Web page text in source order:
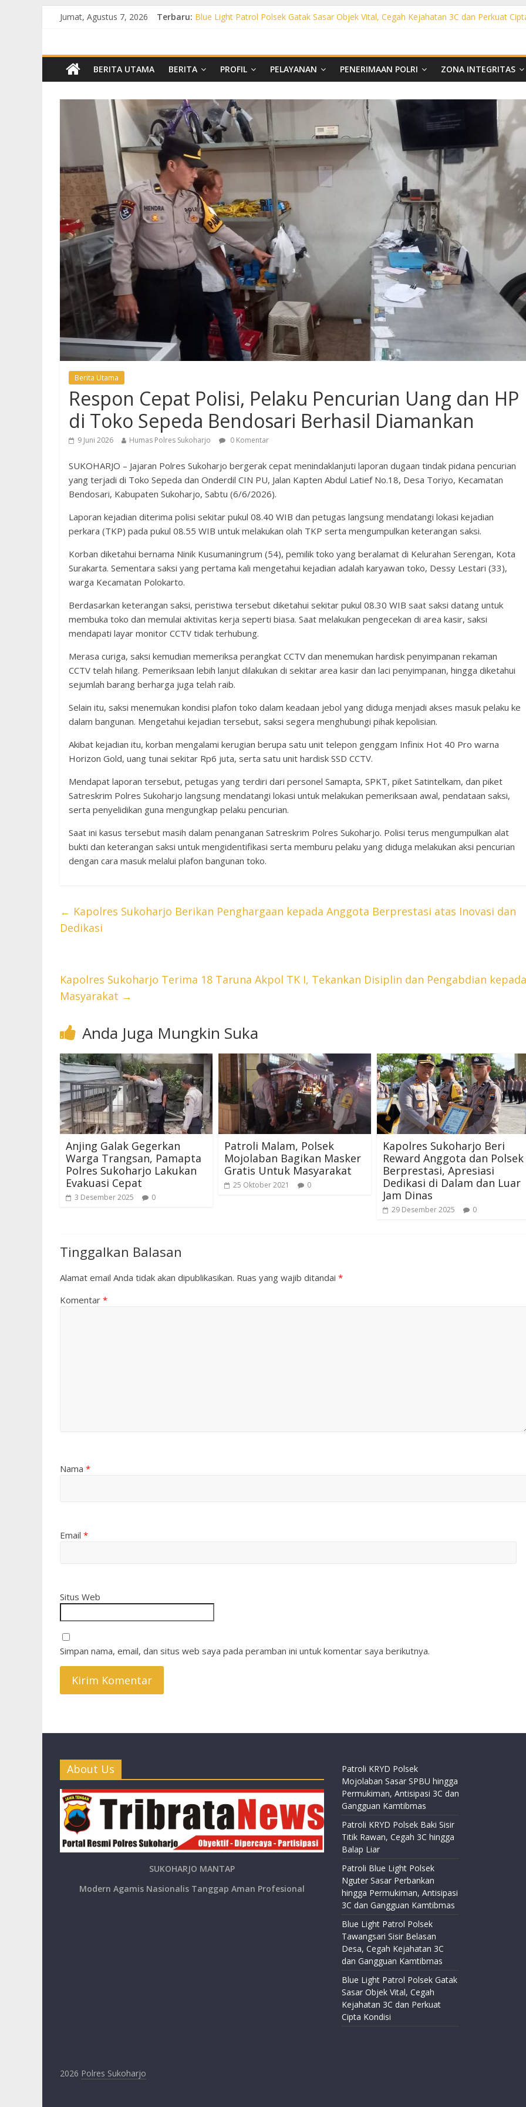
Jumat, Agustus 7, 2026 Terbaru: Blue Light Patrol Polsek Gatak Sasar Objek Vital, Cegah Kejahatan 3C dan Perkuat
Patroli Blue Light Polsek Nguter Sasar Perbankan hingga Permukiman, Antisipasi 3C
Blue Light Patrol Polsek Tawangsari Sisir Belasan Desa, Cegah Kejahatan 3C dan
BERITA UTAMA BERITA PROFIL PELAYANAN PENERIMAAN POLRI ZONA INTEGRITAS
Berita Utama
Respon Cepat Polisi, Pelaku Pencurian Uang dan HP
di Toko Sepeda Bendosari Berhasil Diamankan
9 Juni 2026 Humas Polres Sukoharjo 0 Komentar
SUKOHARJO – Jajaran Polres Sukoharjo bergerak cepat menindaklanjuti laporan dugaan tindak pidana pencurian
yang terjadi di Toko Sepeda dan Onderdil CIN PU, Jalan Kapten Abdul Latief No.18, Desa Toriyo, Kecamatan
Bendosari, Kabupaten Sukoharjo, Sabtu (6/6/2026).
Laporan kejadian diterima polisi sekitar pukul 08.40 WIB dan petugas langsung mendatangi lokasi kejadian
perkara (TKP) pada pukul 08.55 WIB untuk melakukan olah TKP serta mengumpulkan keterangan saksi.
Korban diketahui bernama Ninik Kusumaningrum (54), pemilik toko yang beralamat di Kelurahan Serengan, Kota
Surakarta. Sementara saksi yang pertama kali mengetahui kejadian adalah karyawan toko, Dessy Lestari (33),
warga Kecamatan Polokarto.
Berdasarkan keterangan saksi, peristiwa tersebut diketahui sekitar pukul 08.30 WIB saat saksi datang untuk
membuka toko dan memulai aktivitas kerja seperti biasa. Saat melakukan pengecekan di area kasir, saksi
mendapati layar monitor CCTV tidak terhubung.
Merasa curiga, saksi kemudian memeriksa perangkat CCTV dan menemukan hardisk penyimpanan rekaman
CCTV telah hilang. Pemeriksaan lebih lanjut dilakukan di sekitar area kasir dan laci penyimpanan, hingga diketahui
sejumlah barang berharga juga telah raib.
Selain itu, saksi menemukan kondisi plafon toko dalam keadaan jebol yang diduga menjadi akses masuk pelaku ke
dalam bangunan. Mengetahui kejadian tersebut, saksi segera menghubungi pihak kepolisian.
Akibat kejadian itu, korban mengalami kerugian berupa satu unit telepon genggam Infinix Hot 40 Pro warna
Horizon Gold, uang tunai sekitar Rp6 juta, serta satu unit hardisk SSD CCTV.
Mendapat laporan tersebut, petugas yang terdiri dari personel Samapta, SPKT, piket Satintelkam, dan piket
Satreskrim Polres Sukoharjo langsung mendatangi lokasi untuk melakukan pemeriksaan awal, pendataan saksi,
serta penyelidikan guna mengungkap pelaku pencurian.
Saat ini kasus tersebut masih dalam penanganan Satreskrim Polres Sukoharjo. Polisi terus mengumpulkan alat
bukti dan keterangan saksi untuk mengidentifikasi serta memburu pelaku yang diduga melakukan aksi pencurian
dengan cara masuk melalui plafon bangunan toko.
← Kapolres Sukoharjo Berikan Penghargaan kepada Anggota Berprestasi atas Inovasi dan
Dedikasi
Kapolres Sukoharjo Terima 18 Taruna Akpol TK I, Tekankan Disiplin dan Pengabdian kepada
Masyarakat →
Anda Juga Mungkin Suka
Anjing Galak Gegerkan
Warga Trangsan, Pamapta
Polres Sukoharjo Lakukan
Evakuasi Cepat
3 Desember 2025 0
Patroli Malam, Polsek
Mojolaban Bagikan Masker
Gratis Untuk Masyarakat
25 Oktober 2021 0
Kapolres Sukoharjo Beri
Reward Anggota dan Polsek
Berprestasi, Apresiasi
Dedikasi di Dalam dan Luar
Jam Dinas
29 Desember 2025 0
Tinggalkan Balasan
Alamat email Anda tidak akan dipublikasikan. Ruas yang wajib ditandai *
Komentar *
Nama *
Email *
Situs Web
Simpan nama, email, dan situs web saya pada peramban ini untuk komentar saya berikutnya.
About Us
SUKOHARJO MANTAP
Modern Agamis Nasionalis Tanggap Aman Profesional
Patroli KRYD Polsek
Mojolaban Sasar SPBU hingga
Permukiman, Antisipasi 3C dan
Gangguan Kamtibmas
Patroli KRYD Polsek Baki Sisir
Titik Rawan, Cegah 3C hingga
Balap Liar
Patroli Blue Light Polsek
Nguter Sasar Perbankan
hingga Permukiman, Antisipasi
3C dan Gangguan Kamtibmas
Blue Light Patrol Polsek
Tawangsari Sisir Belasan
Desa, Cegah Kejahatan 3C
dan Gangguan Kamtibmas
Blue Light Patrol Polsek Gatak
Sasar Objek Vital, Cegah
Kejahatan 3C dan Perkuat
Cipta Kondisi
2026 Polres Sukoharjo